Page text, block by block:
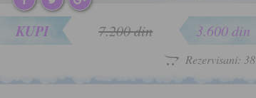
KUPI 7.200 din 3.600 din
Rezervisani: 38